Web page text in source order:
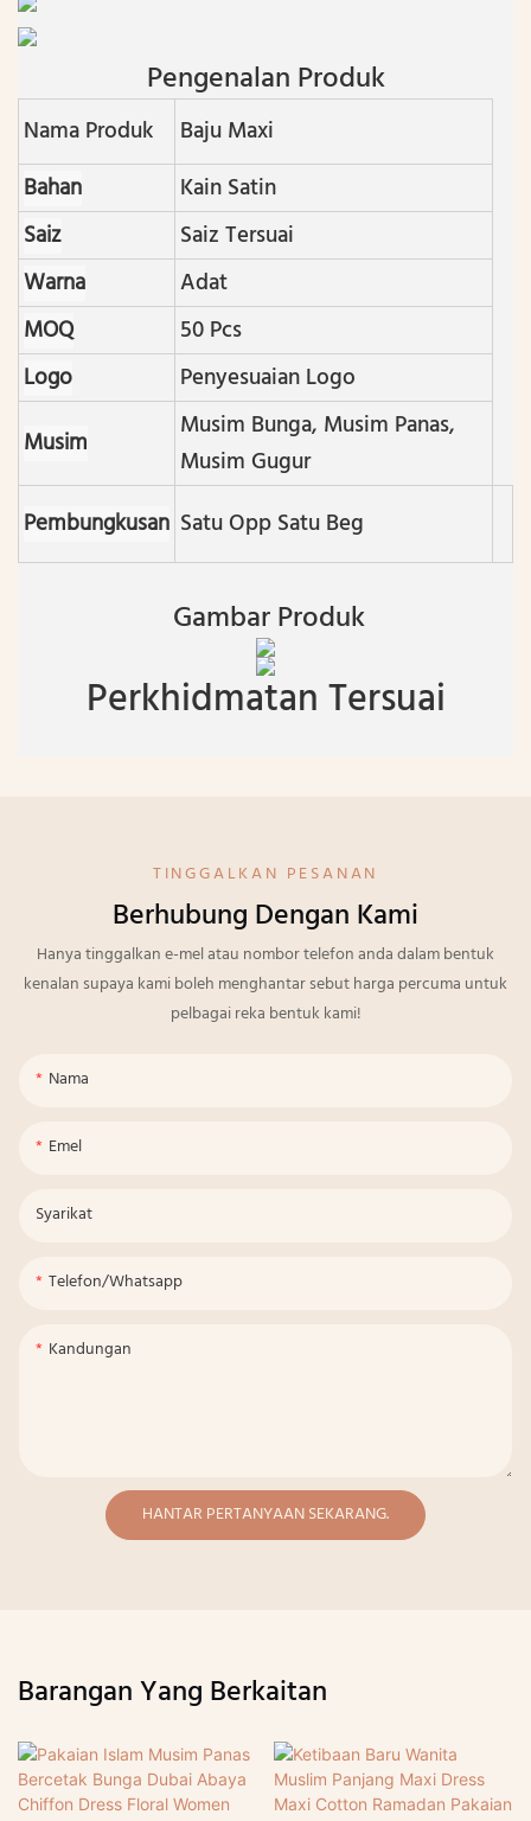
Pengenalan Produk
Nama Produk
Baju Maxi
Bahan
Kain Satin
Saiz
Saiz Tersuai
Warna
Adat
MOQ
50 Pcs
Logo
Penyesuaian Logo
Musim
Musim Bunga, Musim Panas,
Musim Gugur
Pembungkusan Satu Opp Satu Beg
Gambar Produk
Perkhidmatan Tersuai
TINGGALKAN PESANAN
Berhubung Dengan Kami
Hanya tinggalkan e-mel atau nombor telefon anda dalam bentuk
kenalan supaya kami boleh menghantar sebut harga percuma untuk
pelbagai reka bentuk kami!
Nama
Emel
Syarikat
Telefon/whatsapp
Kandungan
HANTAR PERTANYAAN SEKARANG.
Barangan Yang Berkaitan